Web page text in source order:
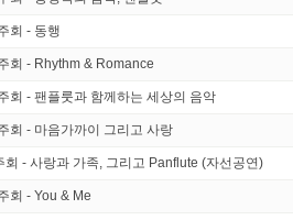
회 - 동행
회 - Rhythm & Romance
회 - 팬플룻과 함께하는 세상의 음악
회 - 마음가까이 그리고 사랑
회 - 사랑과 가족, 그리고 Panflute (자선공연)
회 - You & Me